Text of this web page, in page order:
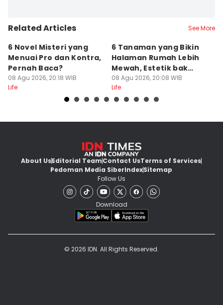
Related Articles See More
6 Novel Misteri yang
Menuai Pro dan Kontra,
Pernah Baca?
08 Agu 2026, 20:18 WIB
Life
6 Tanaman yang Bikin
Halaman Rumah Lebih
Mewah, Estetik bak
Resor
08 Agu 2026, 20:08 WIB
Life
About UsEditorial TeamContact UsTerms of Services
Pedoman Media SiberIndexSitemap
Follow Us
Download
© 2026 IDN. All Rights Reserved.